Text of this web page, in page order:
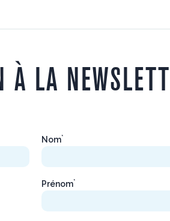
À LA
Nom*
Prénom*